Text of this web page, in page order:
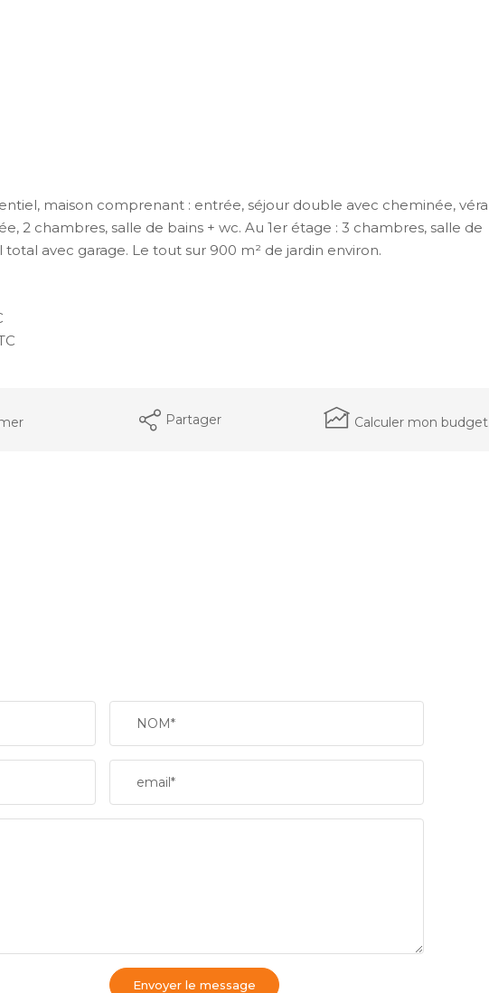
maison comprenant : entrée, séjour double avec cheminée,
2 chambres, salle de bains + wc. Au 1er étage : 3 chambres, salle de
total avec garage. Le tout sur 900 m² de jardin environ.
Partager Calculer mon budget
NOM*
email*
Envoyer le message